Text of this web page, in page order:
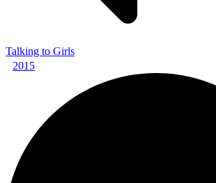
Talking to Girls
2015